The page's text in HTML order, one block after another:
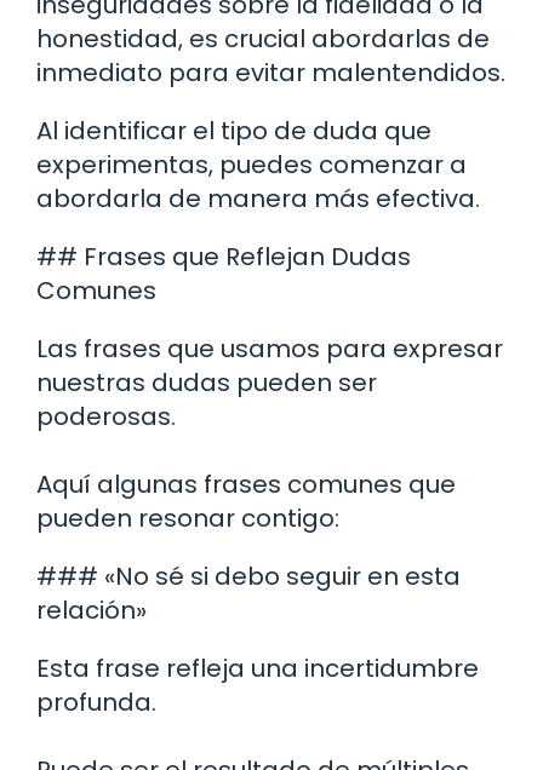
honestidad, es crucial abordarlas de
inmediato para evitar malentendidos.
Al identificar el tipo de duda que
experimentas, puedes comenzar a
abordarla de manera más efectiva.
## Frases que Reflejan Dudas
Comunes
Las frases que usamos para expresar
nuestras dudas pueden ser
poderosas.
Aquí algunas frases comunes que
pueden resonar contigo:
### «No sé si debo seguir en esta
relación»
Esta frase refleja una incertidumbre
profunda.